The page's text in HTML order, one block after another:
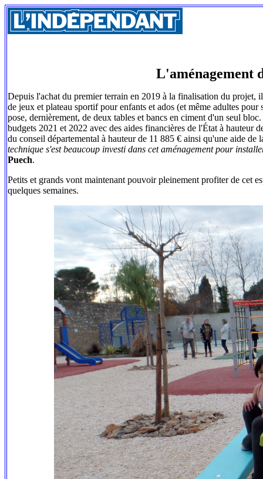
L'aménagement
Depuis l'achat du premier terrain en 2019 à la finalisation du projet,
de jeux et plateau sportif pour enfants et ados (et même adultes
pose, dernièrement, de deux tables et bancs en ciment d'un seul
budgets 2021 et 2022 avec des aides financières de l'État à
du conseil départemental à hauteur de 11 885 € ainsi qu'une aide
technique s'est beaucoup investi dans cet aménagement pour
Puech.
Petits et grands vont maintenant pouvoir pleinement profiter de cet
quelques semaines.